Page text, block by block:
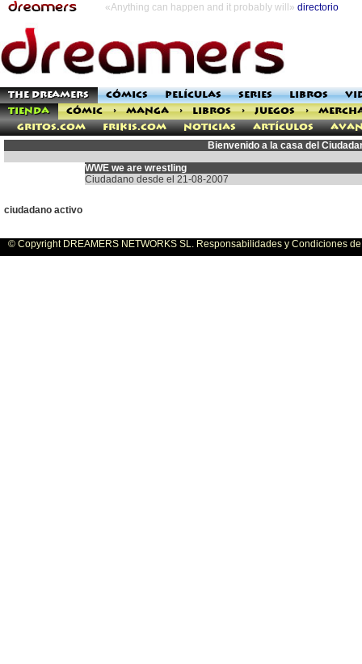
«Anything can happen and it probably will» directorio
THE DREAMERS CÓMICS PELÍCULAS SERIES LIBROS
TIENDA
CÓMIC > MANGA > LIBROS > JUEGOS >
Gritos.com
Frikis.com Noticias Artículos
Bienvenido a la casa del
WWE we are wrestling
Ciudadano desde el 21-08-2007
ciudadano activo
© Copyright DREAMERS NETWORKS SL. Responsabilidades y Condiciones